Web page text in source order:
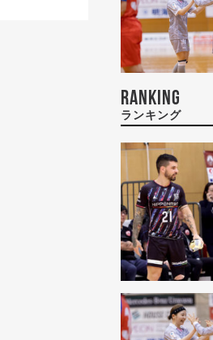
RANKING
ランキング